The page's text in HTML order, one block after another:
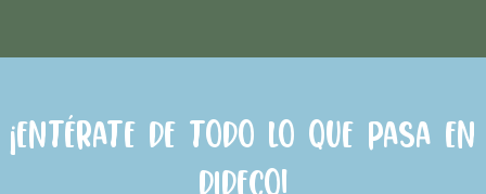
¡Entérate de todo lo que pasa en
Dideco!